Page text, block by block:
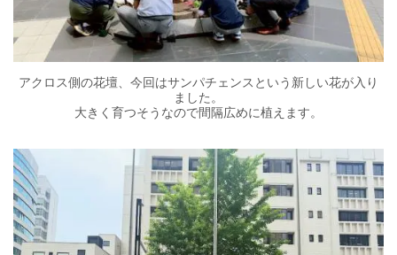
アクロス側の花壇、今回はサンパチェンスという新しい花が入り
ました。
大きく育つそうなので間隔広めに植えます。